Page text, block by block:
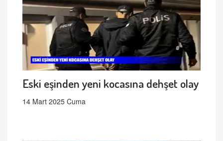
Eski eşinden yeni kocasına dehşet olay
14 Mart 2025 Cuma